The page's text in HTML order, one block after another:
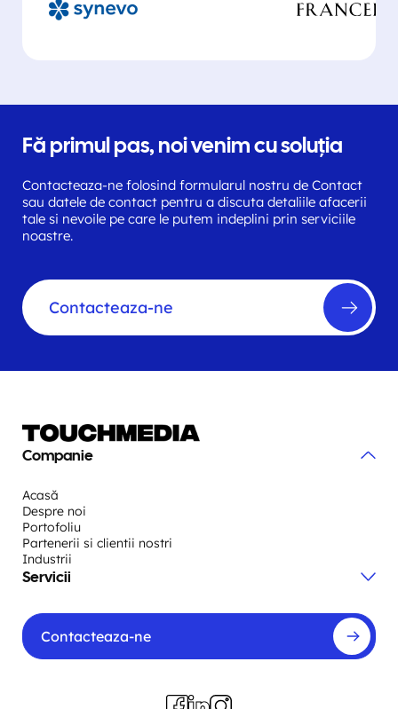
Fă primul pas, noi venim cu soluția
Contacteaza-ne folosind formularul nostru de Contact
sau datele de contact pentru a discuta detaliile afacerii
tale si nevoile pe care le putem indeplini prin serviciile
noastre.
Contacteaza-ne
Companie
Acasă
Despre noi
Portofoliu
Partenerii si clientii nostri
Industrii
Servicii
Contacteaza-ne